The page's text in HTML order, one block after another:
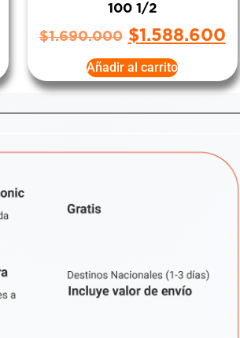
100 1/2
$1.690.000 $1.588.600
Añadir al carrito